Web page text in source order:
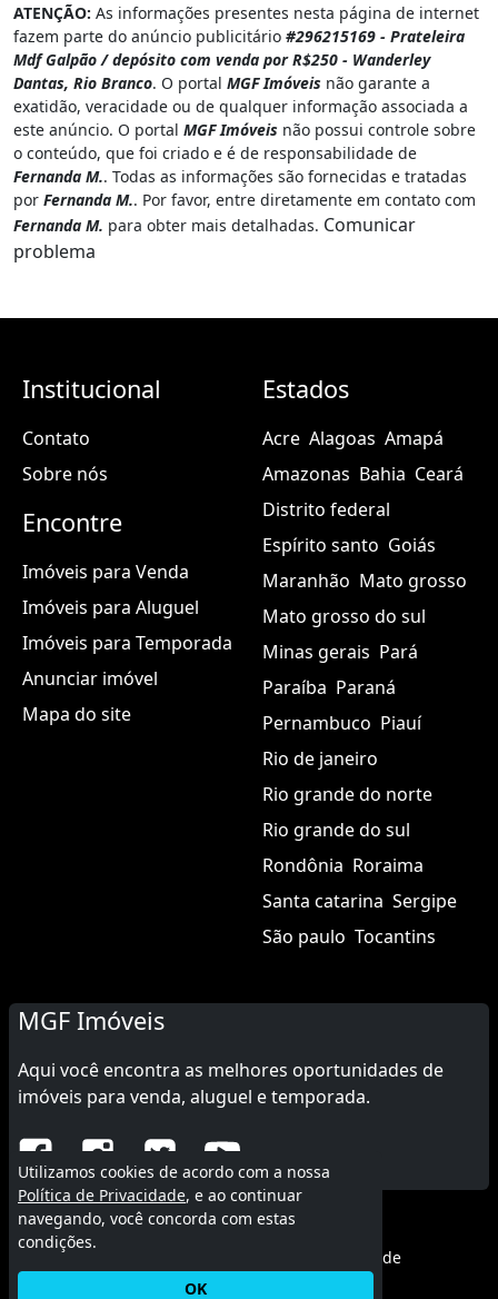
ATENÇÃO: As informações presentes nesta página de internet
fazem parte do anúncio publicitário #296215169 - Prateleira
Mdf Galpão / depósito com venda por R$250 - Wanderley
Dantas, Rio Branco. O portal MGF Imóveis não garante a
exatidão, veracidade ou de qualquer informação associada a
este anúncio. O portal MGF Imóveis não possui controle sobre
o conteúdo, que foi criado e é de responsabilidade de
Fernanda M.. Todas as informações são fornecidas e tratadas
por Fernanda M.. Por favor, entre diretamente em contato com
Fernanda M. para obter mais detalhadas. Comunicar
problema
Institucional
Contato
Sobre nós
Encontre
Imóveis para Venda
Imóveis para Aluguel
Imóveis para Temporada
Anunciar imóvel
Mapa do site
Estados
Acre Alagoas Amapá
Amazonas Bahia Ceará
Distrito federal
Espírito santo Goiás
Maranhão Mato grosso
Mato grosso do sul
Minas gerais Pará
Paraíba Paraná
Pernambuco Piauí
Rio de janeiro
Rio grande do norte
Rio grande do sul
Rondônia Roraima
Santa catarina Sergipe
São paulo Tocantins
MGF Imóveis
Aqui você encontra as melhores oportunidades de
imóveis para venda, aluguel e temporada.
© 2015 - 2026 MGF Imóveis.
Política de privacidade
Utilizamos cookies de acordo com a nossa
Política de Privacidade, e ao continuar
navegando, você concorda com estas
condições.
OK